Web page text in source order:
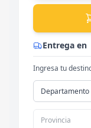
Entrega en
Ingresa tu